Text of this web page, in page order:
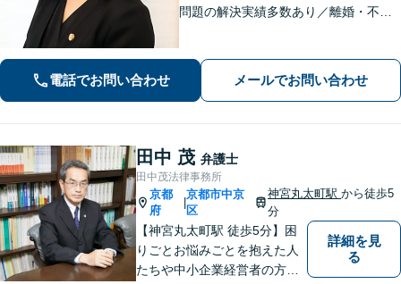
問題の解決実績多数あり／離婚・不貞
みでもお気軽にご利用ください】
電話でお問い合わせ メールでお問い合わせ
田中 茂 弁護士
田中茂法律事務所
京都
府
|
京都市中京
区
神宮丸太町駅から徒歩5
分
【神宮丸太町駅 徒歩5分】困
りごとお悩みごとを抱えた人
たちや中小企業経営者の方々
詳細を見
る